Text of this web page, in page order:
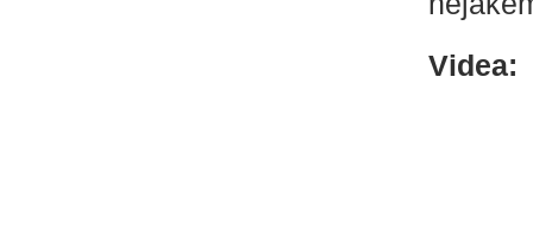
Videa: